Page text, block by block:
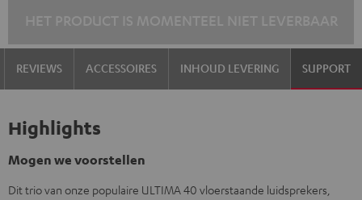
REVIEWS ACCESSOIRES INHOUD LEVERING SUPPORT
Highlights
Mogen we voorstellen
Dit trio van onze populaire ULTIMA 40 vloerstaande luidsprekers,